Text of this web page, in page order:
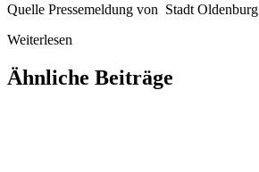
Quelle Pressemeldung von Stadt Oldenburg
Weiterlesen
Ähnliche Beiträge